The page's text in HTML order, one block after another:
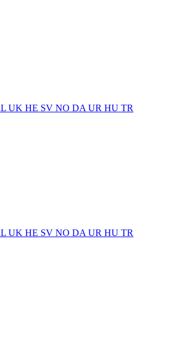
UK HE SV NO DA UR HU TR
UK HE SV NO DA UR HU TR